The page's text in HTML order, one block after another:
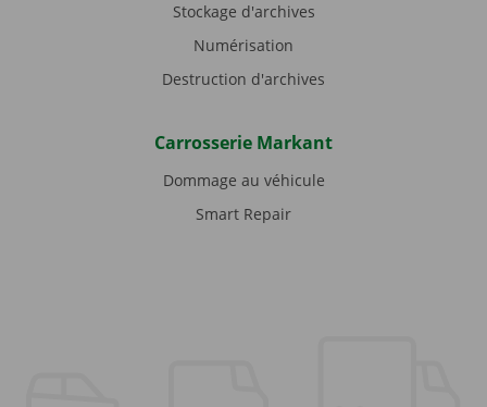
Stockage d'archives
Numérisation
Destruction d'archives
Carrosserie Markant
Dommage au véhicule
Smart Repair